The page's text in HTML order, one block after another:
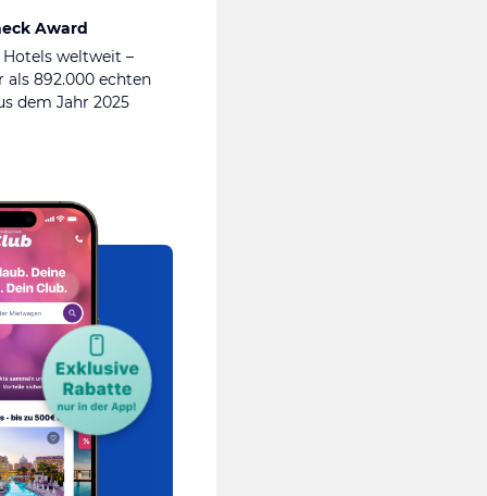
Award
weltweit –
als 892.000 echten
dem Jahr 2025